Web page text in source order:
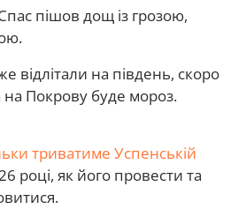
пішов дощ із грозою,
відлітали на південь, скоро
Покрову буде мороз.
триватиме Успенській
році, як його провести та